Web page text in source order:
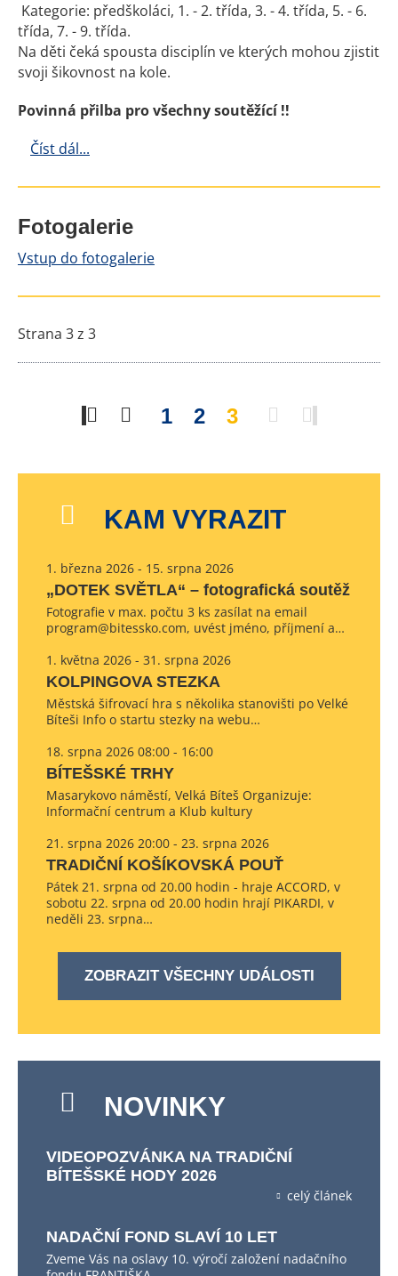
Kategorie: předškoláci, 1. - 2. třída, 3. - 4. třída, 5. - 6.
třída, 7. - 9. třída.
Na děti čeká spousta disciplín ve kterých mohou zjistit
svoji šikovnost na kole.
Povinná přilba pro všechny soutěžící !!
Číst dál...
Fotogalerie
Vstup do fotogalerie
Strana 3 z 3
1 2 3
KAM VYRAZIT
1. března 2026 - 15. srpna 2026
„DOTEK SVĚTLA“ – fotografická soutěž
Fotografie v max. počtu 3 ks zasílat na email
program@bitessko.com, uvést jméno, příjmení a…
1. května 2026 - 31. srpna 2026
KOLPINGOVA STEZKA
Městská šifrovací hra s několika stanovišti po Velké
Bíteši Info o startu stezky na webu…
18. srpna 2026 08:00 - 16:00
BÍTEŠSKÉ TRHY
Masarykovo náměstí, Velká Bíteš Organizuje:
Informační centrum a Klub kultury
21. srpna 2026 20:00 - 23. srpna 2026
TRADIČNÍ KOŠÍKOVSKÁ POUŤ
Pátek 21. srpna od 20.00 hodin - hraje ACCORD, v
sobotu 22. srpna od 20.00 hodin hrají PIKARDI, v
neděli 23. srpna…
ZOBRAZIT VŠECHNY UDÁLOSTI
NOVINKY
VIDEOPOZVÁNKA NA TRADIČNÍ
BÍTEŠSKÉ HODY 2026
celý článek
NADAČNÍ FOND SLAVÍ 10 LET
Zveme Vás na oslavy 10. výročí založení nadačního